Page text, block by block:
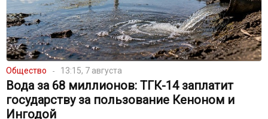
Общество 13:15, 7 августа
Вода за 68 миллионов: ТГК-14 заплатит
государству за пользование Кеноном и
Ингодой